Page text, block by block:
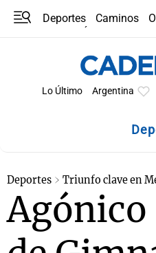
Deportes Caminos
Lo Último Argentina
Deportes Triunfo clave en